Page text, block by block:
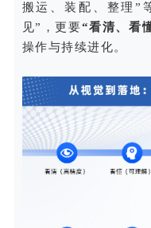
搬运、装配、整理”
见”，更要“看清、看
操作与持续进化。